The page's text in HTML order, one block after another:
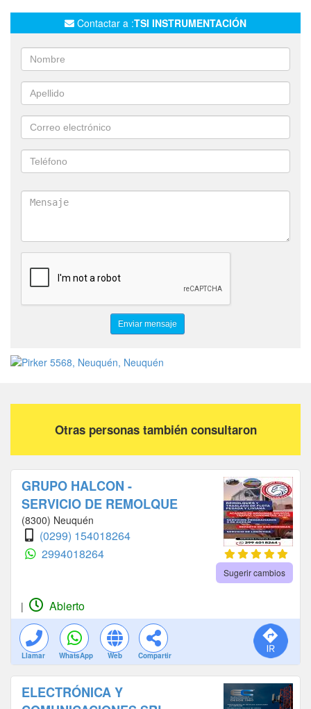
Contactar a :TSI INSTRUMENTACIÓN
Otras personas también consultaron
GRUPO HALCON -
SERVICIO DE REMOLQUE
(8300) Neuquén
(0299) 154018264
2994018264
Sugerir cambios
| Abierto
Llamar WhatsApp Web Compartir
ELECTRÓNICA Y